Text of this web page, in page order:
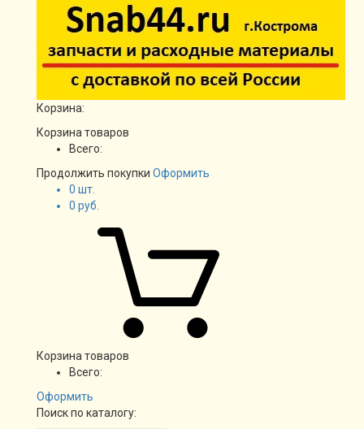
Корзина:
Корзина товаров
Всего:
Продолжить покупки Оформить
0 шт.
0 руб.
Корзина товаров
Всего:
Оформить
Поиск по каталогу: